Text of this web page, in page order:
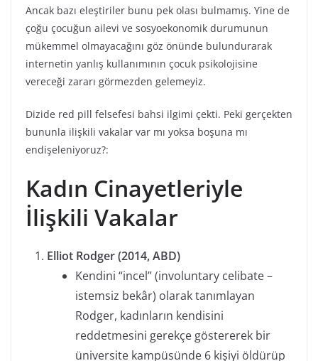
Ancak bazı eleştiriler bunu pek olası bulmamış. Yine de
çoğu çocuğun ailevi ve sosyoekonomik durumunun
mükemmel olmayacağını göz önünde bulundurarak
internetin yanlış kullanımının çocuk psikolojisine
vereceği zararı görmezden gelemeyiz.
Dizide red pill felsefesi bahsi ilgimi çekti. Peki gerçekten
bununla ilişkili vakalar var mı yoksa boşuna mı
endişeleniyoruz?:
Kadın Cinayetleriyle
İlişkili Vakalar
Elliot Rodger (2014, ABD)
Kendini “incel” (involuntary celibate –
istemsiz bekâr) olarak tanımlayan
Rodger, kadınların kendisini
reddetmesini gerekçe göstererek bir
üniversite kampüsünde 6 kişiyi öldürüp